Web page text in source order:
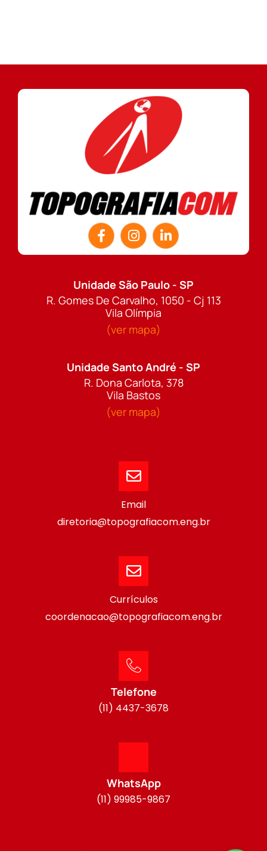
Unidade São Paulo - SP
R. Gomes De Carvalho, 1050 - Cj 113
Vila Olímpia
(ver mapa)
Unidade Santo André - SP
R. Dona Carlota, 378
Vila Bastos
(ver mapa)
Email
diretoria@topografiacom.eng.br
Currículos
coordenacao@topografiacom.eng.br
Telefone
(11) 4437-3678
WhatsApp
(11) 99985-9867